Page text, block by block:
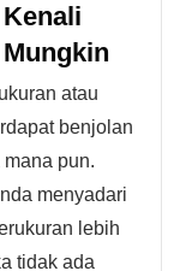
atau
benjolan
pun.
menyadari
lebih
tidak ada